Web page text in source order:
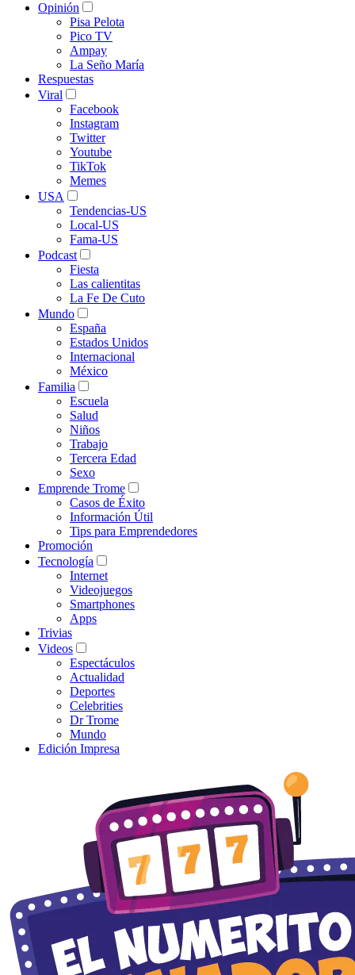
Opinión
Pisa Pelota
Pico TV
Ampay
La Seño María
Respuestas
Viral
Facebook
Instagram
Twitter
Youtube
TikTok
Memes
USA
Tendencias-US
Local-US
Fama-US
Podcast
Fiesta
Las calientitas
La Fe De Cuto
Mundo
España
Estados Unidos
Internacional
México
Familia
Escuela
Salud
Niños
Trabajo
Tercera Edad
Sexo
Emprende Trome
Casos de Éxito
Información Útil
Tips para Emprendedores
Promoción
Tecnología
Internet
Videojuegos
Smartphones
Apps
Trivias
Videos
Espectáculos
Actualidad
Deportes
Celebrities
Dr Trome
Mundo
Edición Impresa